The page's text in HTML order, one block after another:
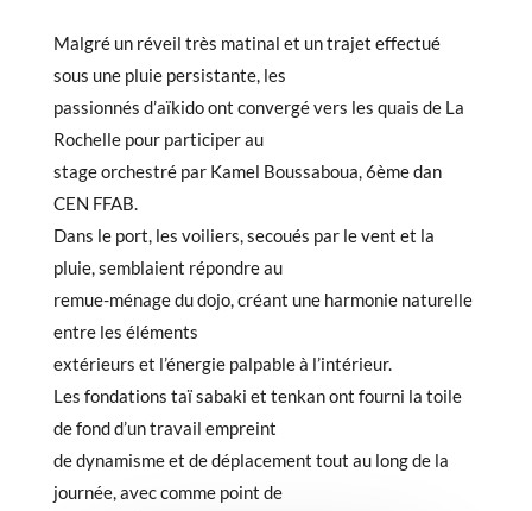
Malgré un réveil très matinal et un trajet effectué
sous une pluie persistante, les
passionnés d’aïkido ont convergé vers les quais de La
Rochelle pour participer au
stage orchestré par Kamel Boussaboua, 6ème dan
CEN FFAB.
Dans le port, les voiliers, secoués par le vent et la
pluie, semblaient répondre au
remue-ménage du dojo, créant une harmonie naturelle
entre les éléments
extérieurs et l’énergie palpable à l’intérieur.
Les fondations taï sabaki et tenkan ont fourni la toile
de fond d’un travail empreint
de dynamisme et de déplacement tout au long de la
journée, avec comme point de